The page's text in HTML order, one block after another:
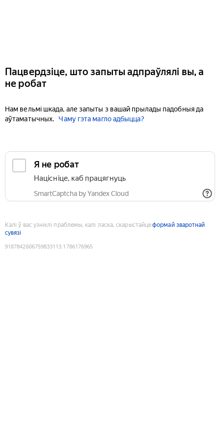
Пацвердзіце, што запыты адпраўлялі вы, а
не робат
Нам вельмі шкада, але запыты з вашай прылады падобныя да
аўтаматычных.
Чаму гэта магло адбыцца?
Я не робат
Націсніце, каб працягнуць
SmartCaptcha by Yandex Cloud
Калі ў вас узніклі праблемы, калі ласка, скарыстайцеформай зваротнай
сувязі
9187842606759833113:1786176965